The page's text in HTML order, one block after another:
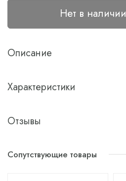
Нет в наличии
Описание
Характеристики
Отзывы
Сопутствующие товары